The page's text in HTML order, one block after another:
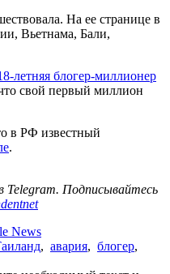
На ее странице в
Вьетнама, Бали,
летняя блогер-миллионер
свой первый миллион
в РФ известный
.
Telegram. Подписывайтесь
News
, авария, блогер,